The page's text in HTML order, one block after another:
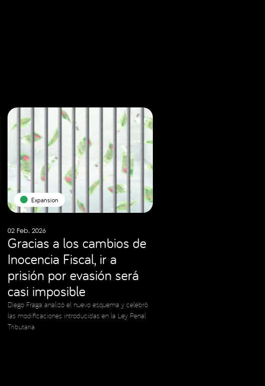
Expansion
02 Feb. 2026
Gracias a los cambios de
Inocencia Fiscal, ir a
prisión por evasión será
casi imposible
Diego Fraga analizó el nuevo esquema y celebró
las modificaciones introducidas en la Ley Penal
Tributaria